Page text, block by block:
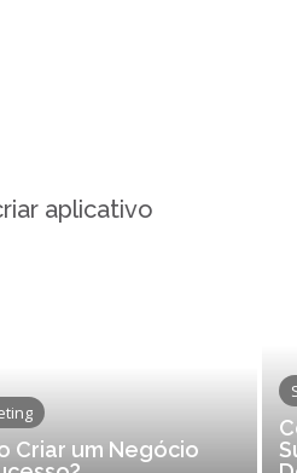
aplicativo
Criar um Negócio